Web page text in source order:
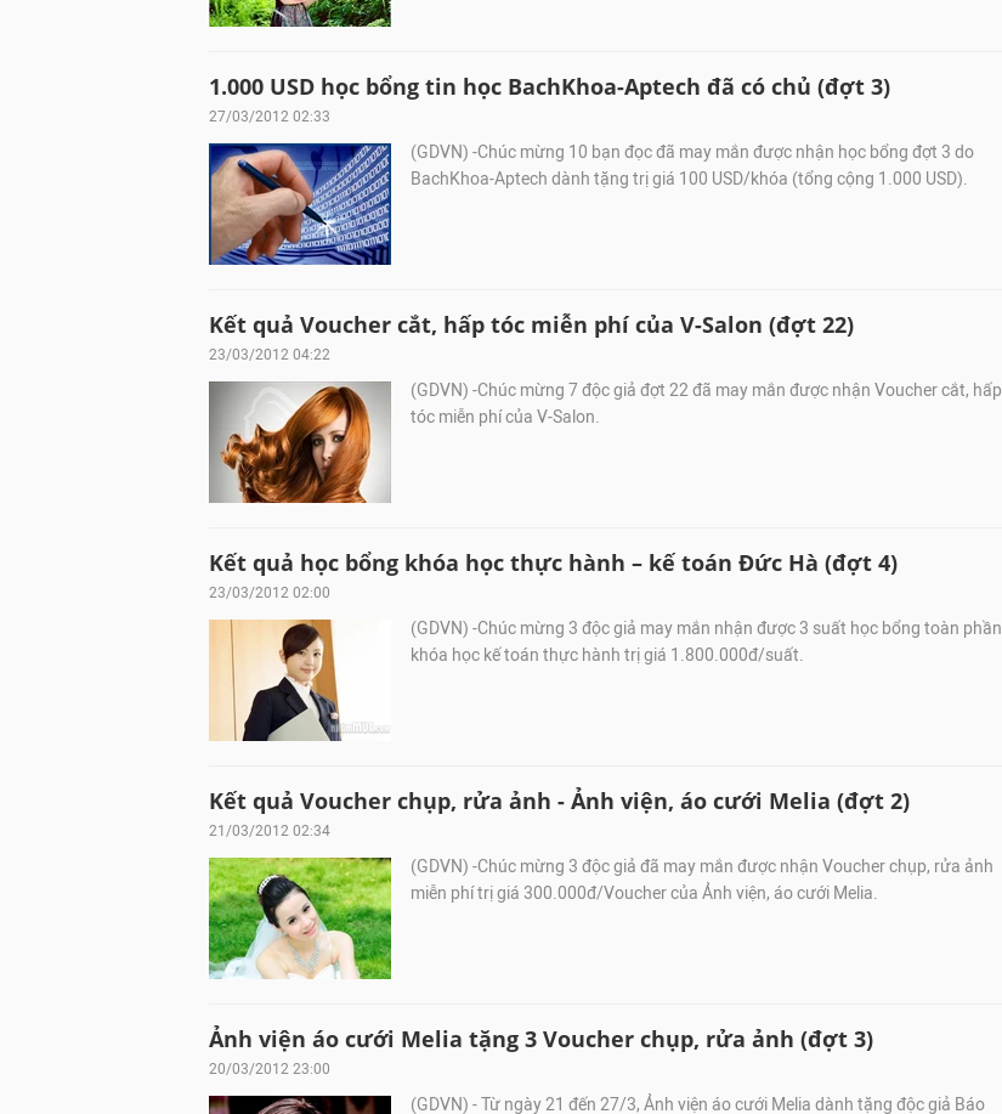
1.000 USD học bổng tin học BachKhoa-Aptech đã có chủ (đợt 3)
27/03/2012 02:33
(GDVN) -Chúc mừng 10 bạn đọc đã may mắn được nhận học bổng đợt 3 do
BachKhoa-Aptech dành tặng trị giá 100 USD/khóa (tổng cộng 1.000 USD).
Kết quả Voucher cắt, hấp tóc miễn phí của V-Salon (đợt 22)
23/03/2012 04:22
(GDVN) -Chúc mừng 7 độc giả đợt 22 đã may mắn được nhận Voucher cắt, hấp
tóc miễn phí của V-Salon.
Kết quả học bổng khóa học thực hành – kế toán Đức Hà (đợt 4)
23/03/2012 02:00
(GDVN) -Chúc mừng 3 độc giả may mắn nhận được 3 suất học bổng toàn phần
khóa học kế toán thực hành trị giá 1.800.000đ/suất.
Kết quả Voucher chụp, rửa ảnh - Ảnh viện, áo cưới Melia (đợt 2)
21/03/2012 02:34
(GDVN) -Chúc mừng 3 độc giả đã may mắn được nhận Voucher chụp, rửa ảnh
miễn phí trị giá 300.000đ/Voucher của Ảnh viện, áo cưới Melia.
Ảnh viện áo cưới Melia tặng 3 Voucher chụp, rửa ảnh (đợt 3)
20/03/2012 23:00
(GDVN) - Từ ngày 21 đến 27/3, Ảnh viện áo cưới Melia dành tặng độc giả Báo